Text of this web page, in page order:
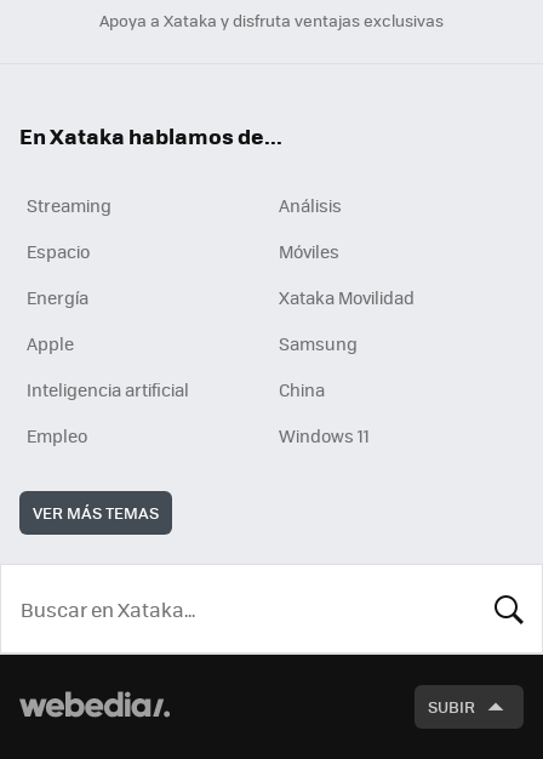
Apoya a Xataka y disfruta ventajas exclusivas
En Xataka hablamos de...
Streaming
Análisis
Espacio
Móviles
Energía
Xataka Movilidad
Apple
Samsung
Inteligencia artificial
China
Empleo
Windows 11
VER MÁS TEMAS
SUBIR